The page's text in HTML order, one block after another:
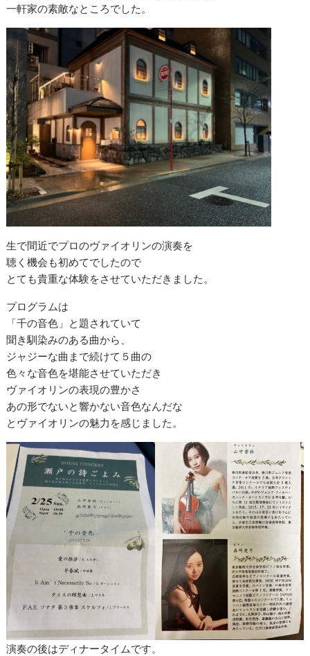
一軒家の素敵なところでした。
生で間近でプロのヴァイオリンの演奏を
聴く機会も初めてでしたので
とても貴重な体験をさせていただきました。
プログラムは
「千の音色」と題されていて
聞き馴染みのある曲から、
ジャジーな曲まで続けて５曲の
色々な音色を堪能させていただき
ヴァイオリンの表現の豊かさ
あの形でないと響かない音色なんだな
とヴァイオリンの魅力を感じました。
演奏の後はディナータイムです。